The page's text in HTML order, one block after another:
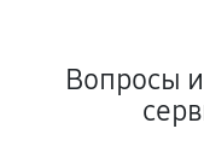
Вопросы